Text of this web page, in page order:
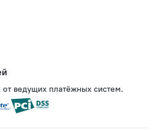
ведущих платёжных систем.